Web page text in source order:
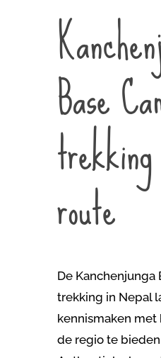
Base
route
De Kanchenjunga
trekking in Nepal
kennismaken
de regio te